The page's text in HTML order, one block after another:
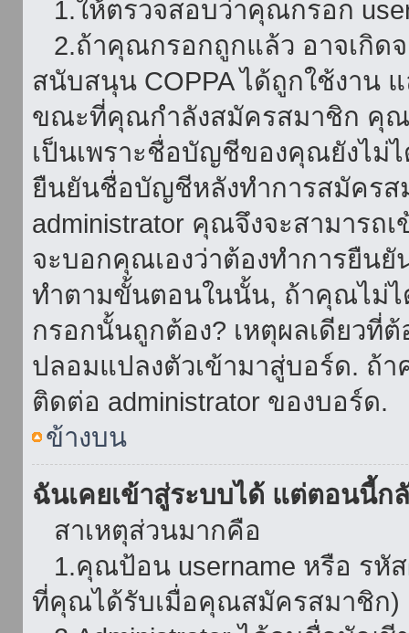
1.ให้ตรวจสอบว่าคุณกรอก
2.ถ้าคุณกรอกถูกแล้ว อาจเกิด
สนับสนุน COPPA ได้ถูกใช้งาน
ขณะที่คุณกำลังสมัครสมาชิก คุ
เป็นเพราะชื่อบัญชีของคุณยังไม่
ยืนยันชื่อบัญชีหลังทำการสมัครส
administrator คุณจึงจะสามาร
จะบอกคุณเองว่าต้องทำการยืน
ทำตามขั้นตอนในนั้น, ถ้าคุณไม่
กรอกนั้นถูกต้อง? เหตุผลเดียวที่
ปลอมแปลงตัวเข้ามาสู่บอร์ด. ถ้
ติดต่อ administrator ของบอร์ด.
ข้างบน
ฉันเคยเข้าสู่ระบบได้ แต่ตอนนี้ก
สาเหตุส่วนมากคือ
1.คุณป้อน username หรือ รหั
ที่คุณได้รับเมื่อคุณสมัครสมาชิก)